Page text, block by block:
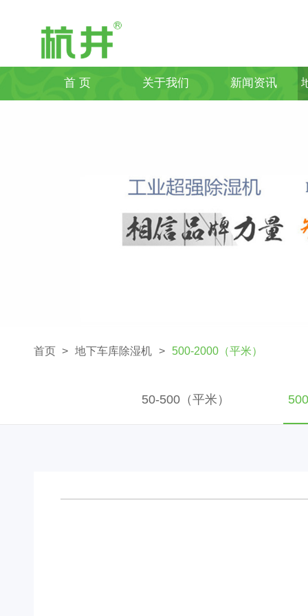
首 页 关于我们 新闻资讯
首页 地下车库除湿机 500-2000（平米）
50-500（平米）